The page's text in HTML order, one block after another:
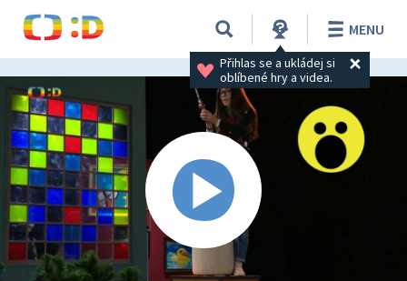
Přihlas se a ukládej si
oblíbené hry a videa.
MENU